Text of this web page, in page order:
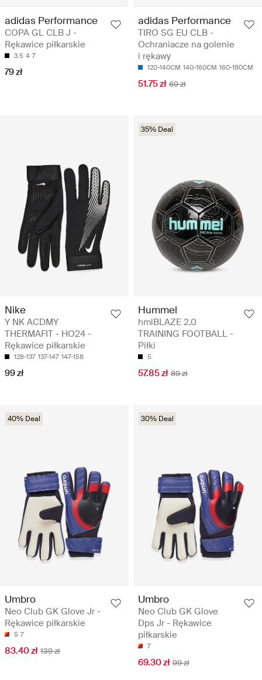
adidas Performance
COPA GL CLB J -
Rękawice piłkarskie
3.5 4 7
79 zł
adidas Performance
TIRO SG EU CLB -
Ochraniacze na golenie
i rękawy
120-140CM 140-160CM 160-180CM
51.75 zł 69 zł
Nike
Y NK ACDMY
THERMAFIT - HO24 -
Rękawice piłkarskie
128-137 137-147 147-158
99 zł
35% Deal
Hummel
hmlBLAZE 2.0
TRAINING FOOTBALL -
Piłki
5
57.85 zł 89 zł
40% Deal
Umbro
Neo Club GK Glove Jr -
Rękawice piłkarskie
5 7
83.40 zł 139 zł
30% Deal
Umbro
Neo Club GK Glove
Dps Jr - Rękawice
piłkarskie
7
69.30 zł 99 zł